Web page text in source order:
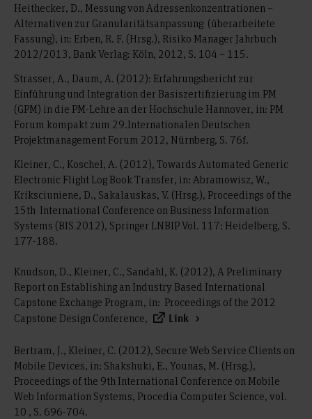
Heithecker, D., Messung von Adressenkonzentrationen –
Alternativen zur Granularitätsanpassung (überarbeitete
Fassung), in: Erben, R. F. (Hrsg.), Risiko Manager Jahrbuch
2012/2013, Bank Verlag: Köln, 2012, S. 104 – 115.
Strasser, A., Daum, A. (2012): Erfahrungsbericht zur
Einführung und Integration der Basiszertifizierung im PM
(GPM) in die PM-Lehre an der Hochschule Hannover, in: PM
Forum kompakt zum 29.Internationalen Deutschen
Projektmanagement Forum 2012, Nürnberg, S. 76f.
Kleiner, C., Koschel, A. (2012), Towards Automated Generic
Electronic Flight Log Book Transfer, in: Abramowisz, W.,
Kriksciuniene, D., Sakalauskas, V. (Hrsg.), Proceedings of the
15th International Conference on Business Information
Systems (BIS 2012), Springer LNBIP Vol. 117: Heidelberg, S.
177-188.
Knudson, D., Kleiner, C., Sandahl, K. (2012), A Preliminary
Report on Establishing an Industry Based International
Capstone Exchange Program, in: Proceedings of the 2012
Capstone Design Conference,
Link
Bertram, J., Kleiner, C. (2012), Secure Web Service Clients on
Mobile Devices, in: Shakshuki, E., Younas, M. (Hrsg.),
Proceedings of the 9th International Conference on Mobile
Web Information Systems, Procedia Computer Science, vol.
10 , S. 696-704.